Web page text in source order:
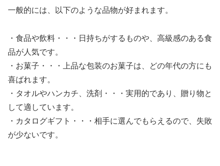
一般的には、以下のような品物が好まれます。
・食品や飲料・・・日持ちがするものや、高級感のある食
品が人気です。
・お菓子・・・上品な包装のお菓子は、どの年代の方にも
喜ばれます。
・タオルやハンカチ、洗剤・・・実用的であり、贈り物と
して適しています。
・カタログギフト・・・相手に選んでもらえるので、失敗
が少ないです。